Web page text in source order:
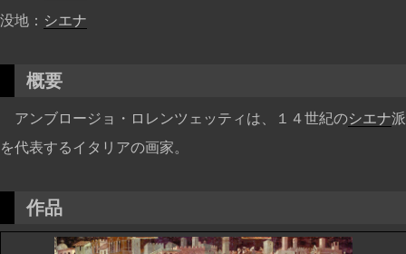
没地
シエナ
概要
アンブロージョ・ロレンツェッティは、１４世紀のシエナ派
を代表するイタリアの画家。
作品